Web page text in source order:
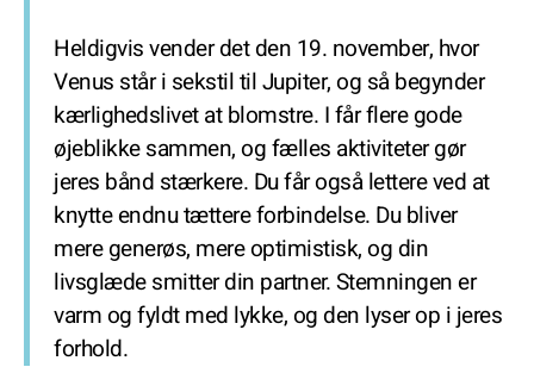
Heldigvis vender det den 19. november, hvor
Venus står i sekstil til Jupiter, og så begynder
kærlighedslivet at blomstre. I får flere gode
øjeblikke sammen, og fælles aktiviteter gør
jeres bånd stærkere. Du får også lettere ved at
knytte endnu tættere forbindelse. Du bliver
mere generøs, mere optimistisk, og din
livsglæde smitter din partner. Stemningen er
varm og fyldt med lykke, og den lyser op i jeres
forhold.